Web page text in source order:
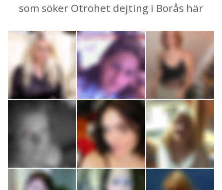
som söker Otrohet dejting i Borås här